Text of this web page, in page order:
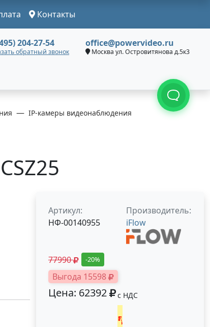
Контакты
204-27-54
обратный звонок
office@powervideo.ru
Москва ул. Островитянова д.5к3
IP-камеры видеонаблюдения
Артикул:
НФ-00140955
Производитель:
iFlow
77990 -20%
Выгода 15598
Цена: 62392 с НДС
Получить оптовую цену